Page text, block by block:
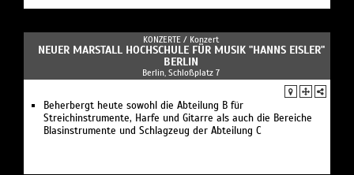
KONZERTE / Konzert
NEUER MARSTALL HOCHSCHULE FÜR MUSIK "HANNS EISLER"
BERLIN
Berlin, Schloßplatz 7
Beherbergt heute sowohl die Abteilung B für
Streichinstrumente, Harfe und Gitarre als auch die Bereiche
Blasinstrumente und Schlagzeug der Abteilung C